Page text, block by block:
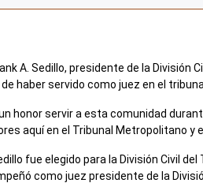
A. Sedillo, presidente de la
haber servido como juez en el
honor servir a esta comunidad
aquí en el Tribunal Metropolitano y
fue elegido para la División Civil
como juez presidente de la